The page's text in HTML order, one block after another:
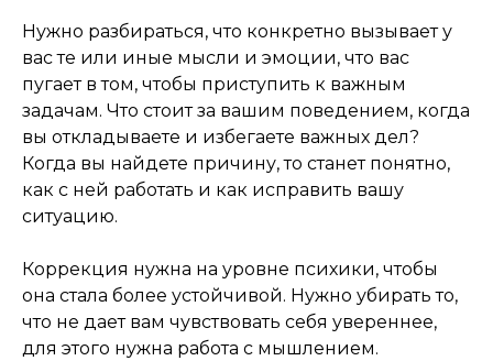
Нужно разбираться, что конкретно вызывает у
вас те или иные мысли и эмоции, что вас
пугает в том, чтобы приступить к важным
задачам. Что стоит за вашим поведением, когда
вы откладываете и избегаете важных дел?
Когда вы найдете причину, то станет понятно,
как с ней работать и как исправить вашу
ситуацию.
Коррекция нужна на уровне психики, чтобы
она стала более устойчивой. Нужно убирать то,
что не дает вам чувствовать себя увереннее,
для этого нужна работа с мышлением.